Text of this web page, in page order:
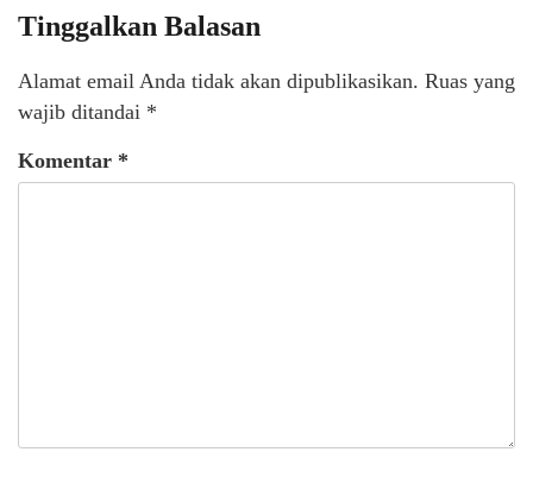
Tinggalkan Balasan
Alamat email Anda tidak akan dipublikasikan. Ruas yang
wajib ditandai *
Komentar *